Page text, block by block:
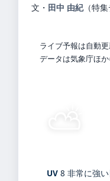
文・ 田中 由紀（特集
ライブ予報は自動
データは気象庁ほ
UV 8 非常に強い